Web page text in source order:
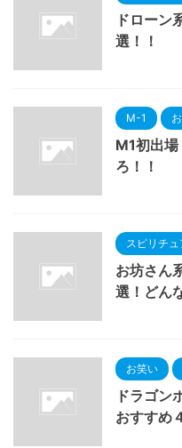
ドローン
選！！
M-1
M1初出
ろ！！
スピリチュ
お坊さん
選！どん
お笑い
ドラゴン
おすすめ